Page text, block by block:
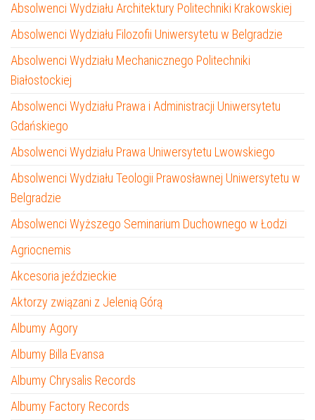
Absolwenci Wydziału Architektury Politechniki Krakowskiej
Absolwenci Wydziału Filozofii Uniwersytetu w Belgradzie
Absolwenci Wydziału Mechanicznego Politechniki
Białostockiej
Absolwenci Wydziału Prawa i Administracji Uniwersytetu
Gdańskiego
Absolwenci Wydziału Prawa Uniwersytetu Lwowskiego
Absolwenci Wydziału Teologii Prawosławnej Uniwersytetu w
Belgradzie
Absolwenci Wyższego Seminarium Duchownego w Łodzi
Agriocnemis
Akcesoria jeździeckie
Aktorzy związani z Jelenią Górą
Albumy Agory
Albumy Billa Evansa
Albumy Chrysalis Records
Albumy Factory Records